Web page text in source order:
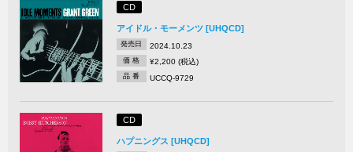
CD
アイドル・モーメンツ [UHQCD]
発売日 2024.10.23
価 格 ¥2,200 (税込)
品 番 UCCQ-9729
CD
ハプニングス [UHQCD]